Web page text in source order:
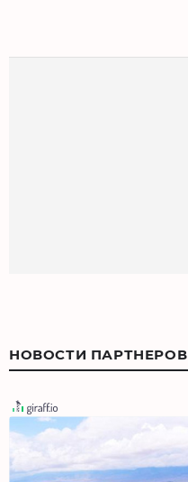
НОВОСТИ ПАРТНЕРОВ